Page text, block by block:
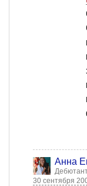
Анна
30 сентября